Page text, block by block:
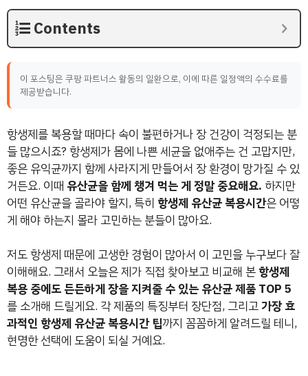
Contents
이 포스팅은 쿠팡 파트너스 활동의 일환으로, 이에 따른 일정액의 수수료를
제공받습니다.
항생제를 복용할 때마다 속이 불편하거나 장 건강이 걱정되는 분
들 많으시죠? 항생제가 몸에 나쁜 세균을 없애주는 건 고맙지만,
좋은 유익균까지 함께 사라지게 만들어서 장 환경이 망가질 수 있
거든요. 이때 유산균을 함께 챙겨 먹는 게 정말 중요해요. 하지만
어떤 유산균을 골라야 할지, 특히 항생제 유산균 복용시간은 어떻
게 해야 하는지 몰라 고민하는 분들이 많아요.
저도 항생제 때문에 고생한 경험이 많아서 이 고민을 누구보다 잘
이해해요. 그래서 오늘은 제가 직접 찾아보고 비교해 본항생제
복용 중에도 든든하게 장을 지켜줄 수 있는 유산균 제품 TOP 5
를 소개해 드릴게요. 각 제품의 특징부터 장단점, 그리고 가장 효
과적인 항생제 유산균 복용시간 팁까지 꼼꼼하게 알려드릴 테니,
현명한 선택에 도움이 되실 거예요.